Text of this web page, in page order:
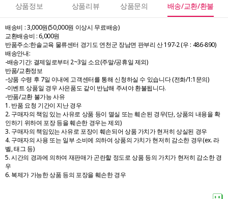
상품정보 상품리뷰 상품문의 배송/교환/환불
배송비 : 3,000원(50,000원 이상시 무료배송)
교환배송비 : 6,000원
반품주소:한솔교육 물류센터 경기도 연천군 장남면 판부리 산 197-2 (우 : 486-890)
배송안내:
-배송기간: 결제일로부터 2~3일 소요(주말/공휴일 제외)
반품/교환정보
-상품 수령 후 7일 이내에 고객센터를 통해 신청하실 수 있습니다 (전화/1:1문의)
-이벤트 상품일 경우 사은품도 같이 반납해 주셔야 환불됩니다.
-반품/교환 불가능 사유
1. 반품 요청 기간이 지난 경우
2. 구매자의 책임 있는 사유로 상품 등이 멸실 또는 훼손된 경우(단, 상품의 내용을 확
인하기 위하여 포장 등을 훼손한 경우는 제외)
3. 구매자의 책임있는 사유로 포장이 훼손되어 상품 가치가 현저히 상실된 경우
4. 구매자의 사용 또는 일부 소비에 의하여 상품의 가치가 현저히 감소한 경우(ex. 라
벨, 태그 등)
5. 시간의 경과에 의하여 재판매가 곤란할 정도로 상품 등의 가치가 현저히 감소한 경
우
6. 복제가 가능한 상품 등의 포장을 훼손한 경우